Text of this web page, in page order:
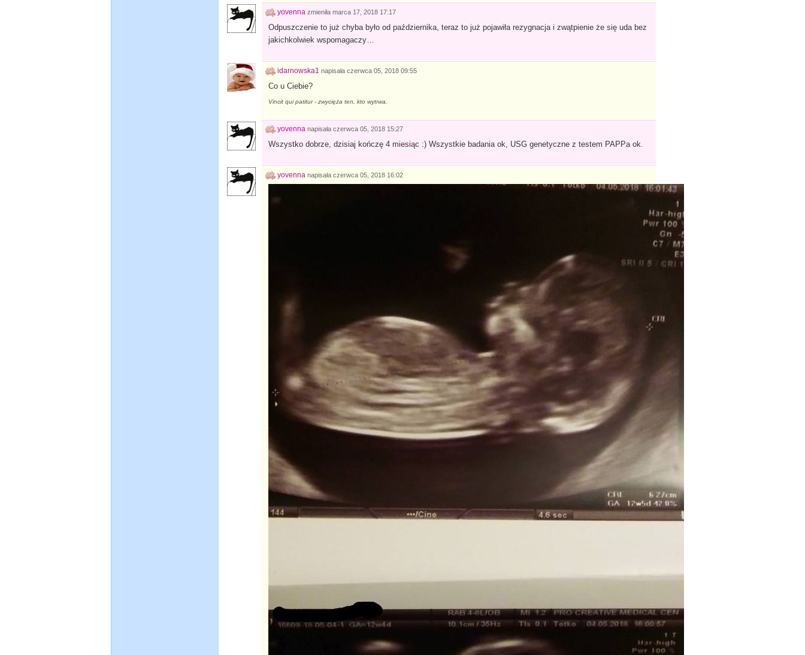
yovenna zmieniła marca 17, 2018 17:17
Odpuszczenie to już chyba było od października, teraz to już pojawiła rezygnacja i zwątpienie że się uda bez
jakichkolwiek wspomagaczy…
idarnowska1 napisała czerwca 05, 2018 09:55
Co u Ciebie?
Vincit qui patitur - zwycięża ten, kto wytrwa.
yovenna napisała czerwca 05, 2018 15:27
Wszystko dobrze, dzisiaj kończę 4 miesiąc :) Wszystkie badania ok, USG genetyczne z testem PAPPa ok.
yovenna napisała czerwca 05, 2018 16:02